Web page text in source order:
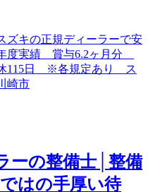
ーの整備士│整備
はの手厚い待